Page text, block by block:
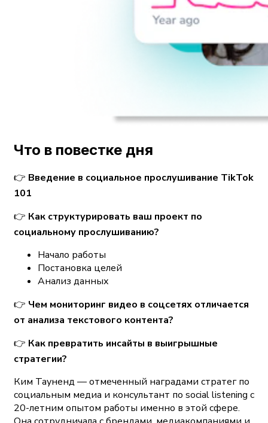
Что в повестке дня
👉 Введение в социальное прослушивание TikTok
101
👉 Как структурировать ваш проект по
социальному прослушиванию?
Начало работы
Постановка целей
Анализ данных
👉 Чем мониторинг видео в соцсетях отличается
от анализа текстового контента?
👉 Как превратить инсайты в выигрышные
стратегии?
Ким Тауненд — отмеченный наградами стратег по
социальным медиа и консультант по social listening с
20-летним опытом работы именно в этой сфере.